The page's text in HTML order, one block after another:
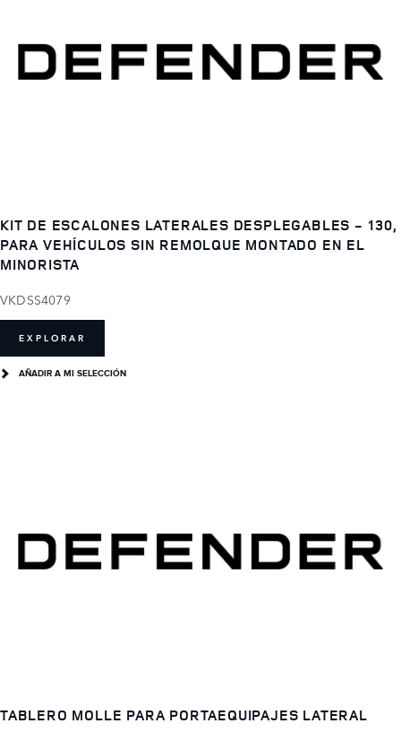
KIT DE ESCALONES LATERALES DESPLEGABLES - 130,
PARA VEHÍCULOS SIN REMOLQUE MONTADO EN EL
MINORISTA
VKDSS4079
EXPLORAR
AÑADIR A MI SELECCIÓN
TABLERO MOLLE PARA PORTAEQUIPAJES LATERAL